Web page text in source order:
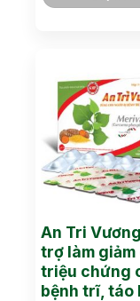
An Tri
trợ làm giảm
triệu chứng
bệnh trĩ, táo